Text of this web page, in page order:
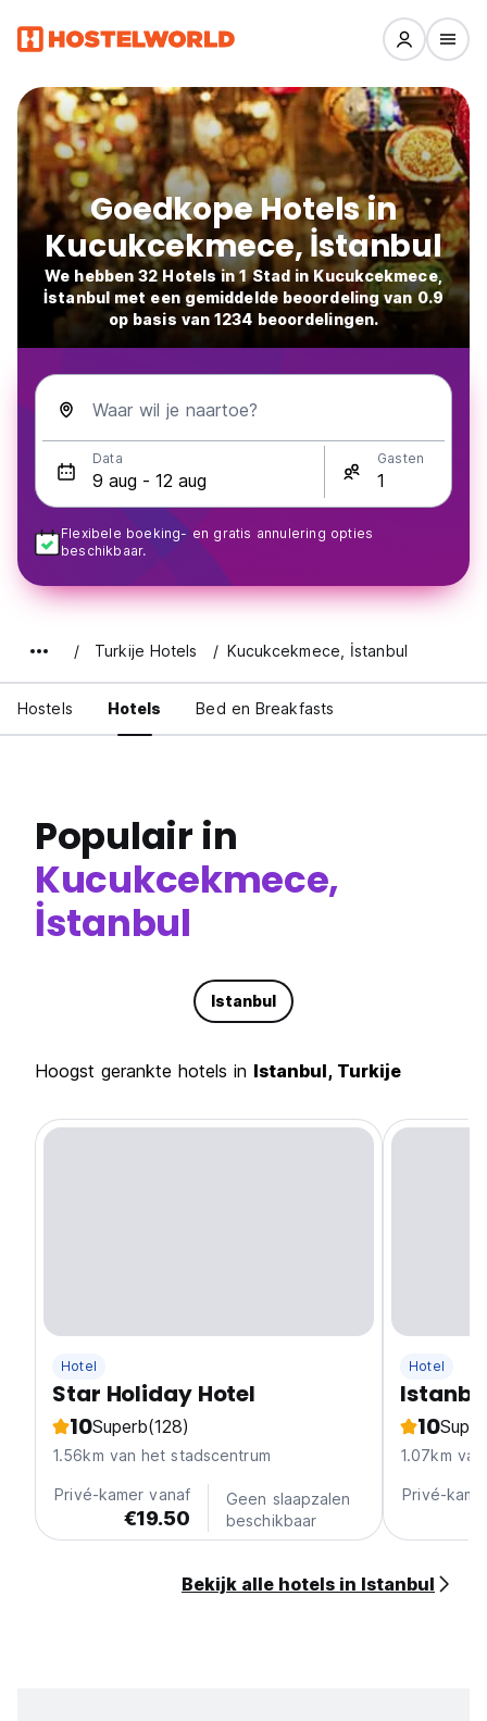
Goedkope Hotels in
Kucukcekmece, İstanbul
We hebben 32 Hotels in 1 Stad in Kucukcekmece,
İstanbul met een gemiddelde beoordeling van 0.9
op basis van 1234 beoordelingen.
Waar wil je naartoe?
Data Gasten
Flexibele boeking- en gratis annulering opties
beschikbaar.
Turkije Hotels Kucukcekmece, İstanbul
Hostels Hotels Bed en Breakfasts
Populair in
Kucukcekmece,
İstanbul
Istanbul
Hoogst gerankte hotels in Istanbul, Turkije
Hotel
Star Holiday Hotel
10Superb(128)
1.56km van het stadscentrum
Privé-kamer vanaf
€19.50
Geen slaapzalen
beschikbaar
Hotel
10
1.07km
Privé-
Bekijk alle hotels in Istanbul